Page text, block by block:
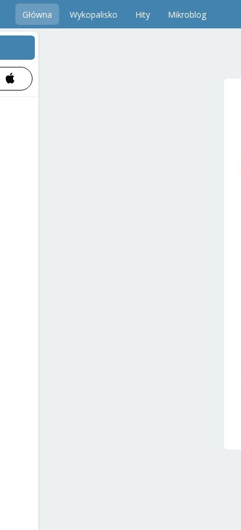
Główna Wykopalisko Hity Mikroblog